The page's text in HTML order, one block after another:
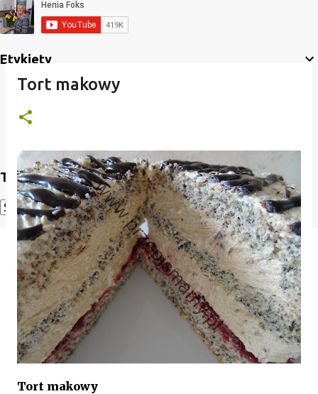
Etykiety
Translate
Powered by Translate
Tort makowy
Tort makowy